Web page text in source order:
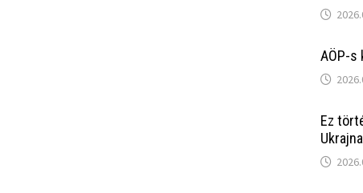
AÖP-s
Ez